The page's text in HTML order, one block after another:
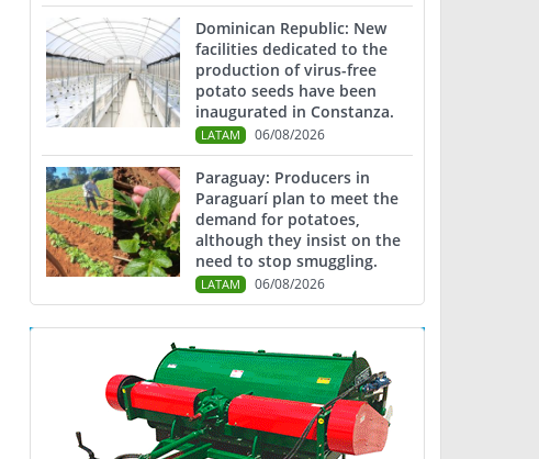
Dominican Republic: New
facilities dedicated to the
production of virus-free
potato seeds have been
inaugurated in Constanza.
LATAM 06/08/2026
Paraguay: Producers in
Paraguarí plan to meet the
demand for potatoes,
although they insist on the
need to stop smuggling.
LATAM 06/08/2026